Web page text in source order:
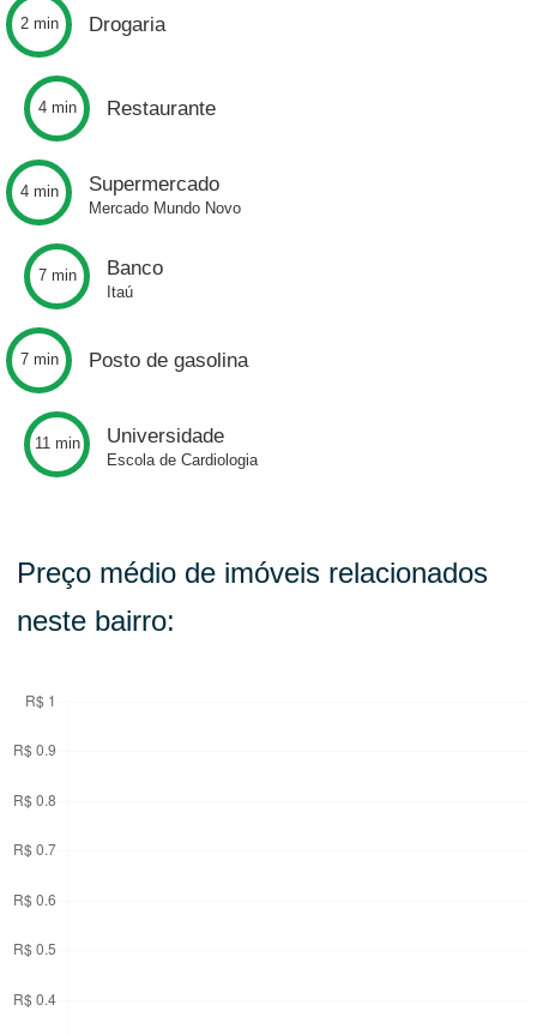
2 min Drogaria
4 min Restaurante
4 min Supermercado
Mercado Mundo Novo
7 min Banco
Itaú
7 min Posto de gasolina
11 min Universidade
Escola de Cardiologia
Preço médio de imóveis relacionados
neste bairro: